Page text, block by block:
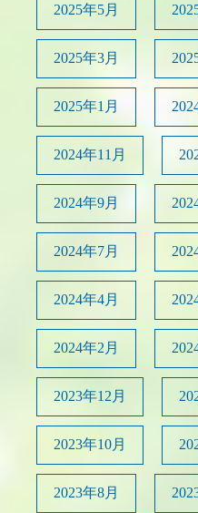
2025年5月
2025年3月
2025年1月
2024年11月
2024年9月
2024年7月
2024年4月
2024年2月
2023年12月
2023年10月
2023年8月